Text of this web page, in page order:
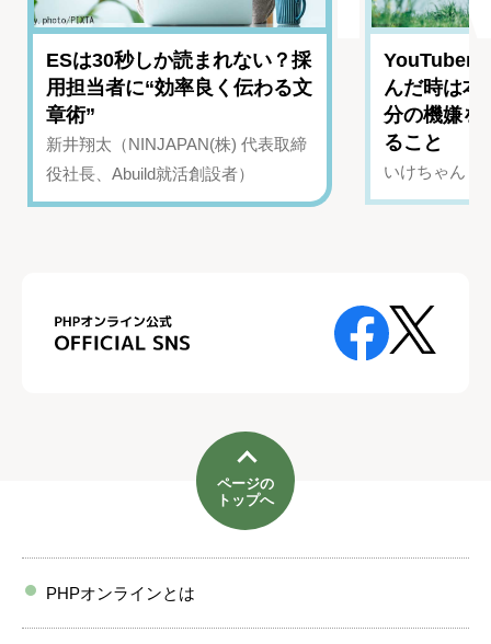
ESは30秒しか読まれない？採
用担当者に“効率良く伝わる文
章術”
新井翔太（NINJAPAN(株) 代表取締
役社長、Abuild就活創設者）
YouTuber
んだ時は
分の機嫌を
ること
いけちゃん（
ページの
トップへ
PHPオンラインとは